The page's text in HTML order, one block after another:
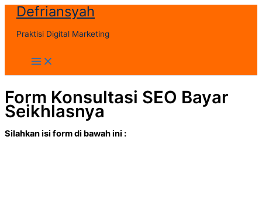
Skip
content
Defriansyah
Praktisi Digital Marketing
Main
Menu
Form Konsultasi SEO Bayar
Seikhlasnya
Silahkan isi form di bawah ini :